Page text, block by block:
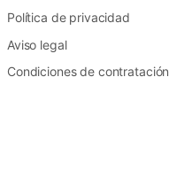
Política de privacidad
Aviso legal
Condiciones de contratación